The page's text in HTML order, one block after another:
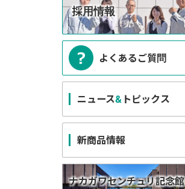
採用情報
よくあるご質問
ニュース& トピックス
新商品情報
ナカガワセンチュリ記念館